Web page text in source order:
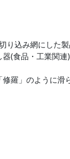
り込み網にした製
(食品・工業関
羅」のように滑